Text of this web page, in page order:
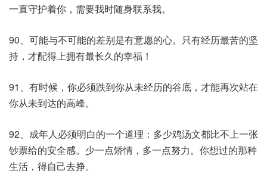
一直守护着你，需要我时随身联系我。
90、可能与不可能的差别是有意愿的心。只有经历最苦的坚
持，才配得上拥有最长久的幸福！
91、有时候，你必须跌到你从未经历的谷底，才能再次站在
你从未到达的高峰。
92、成年人必须明白的一个道理：多少鸡汤文都比不上一张
钞票给的安全感。少一点矫情，多一点努力。你想过的那种
生活，得自己去挣。